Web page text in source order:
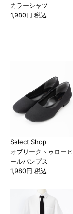
カラーシャツ
1,980円 税込
Select Shop
オブリークトゥローヒ
ールパンプス
1,980円 税込